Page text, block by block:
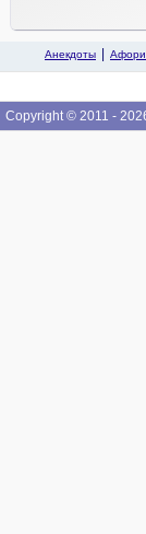
Анекдоты
Copyright © 2011 -